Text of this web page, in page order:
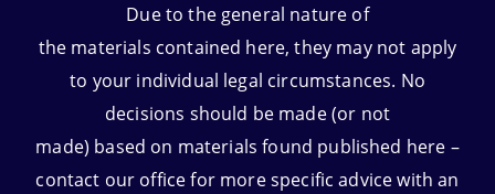
Due to the general nature of
the materials contained here, they may not apply
to your individual legal circumstances. No
decisions should be made (or not
made) based on materials found published here –
contact our office for more specific advice with an